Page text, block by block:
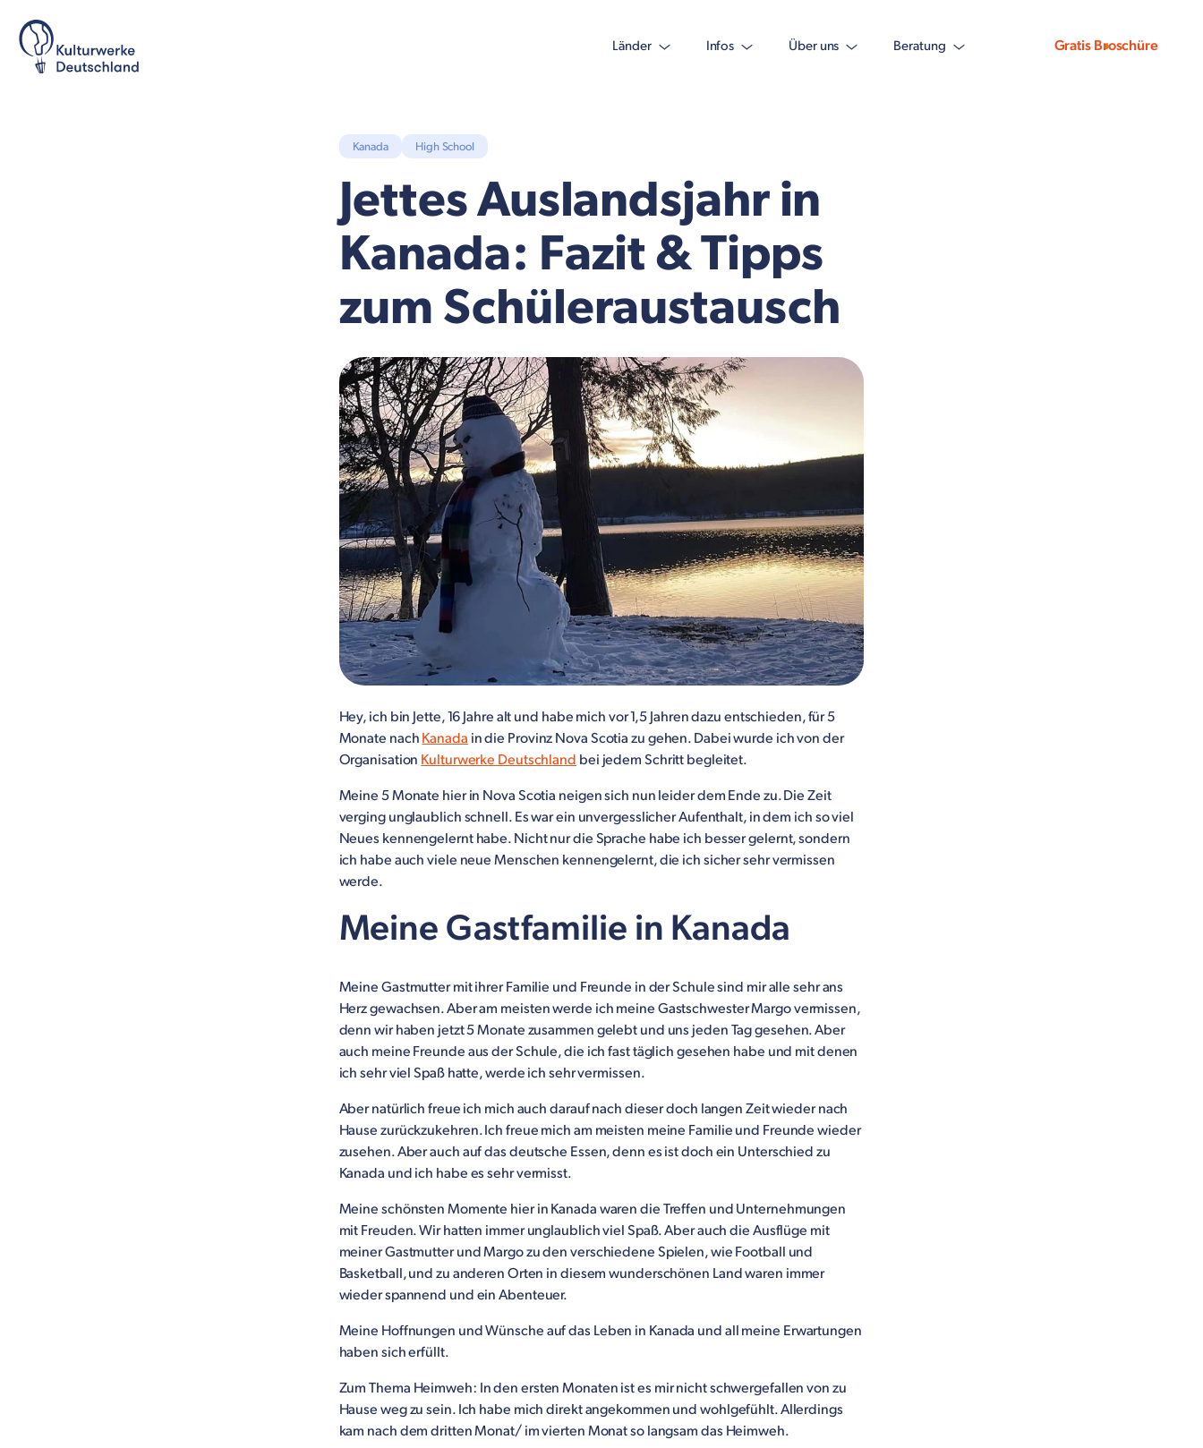
Länder Infos Über uns Beratung Gratis Broschüre
Kanada High School
Jettes Auslandsjahr in
Kanada: Fazit & Tipps
zum Schüleraustausch
Hey, ich bin Jette, 16 Jahre alt und habe mich vor 1,5 Jahren dazu entschieden, für 5
Monate nach Kanada in die Provinz Nova Scotia zu gehen. Dabei wurde ich von der
Organisation Kulturwerke Deutschland bei jedem Schritt begleitet.
Meine 5 Monate hier in Nova Scotia neigen sich nun leider dem Ende zu. Die Zeit
verging unglaublich schnell. Es war ein unvergesslicher Aufenthalt, in dem ich so viel
Neues kennengelernt habe. Nicht nur die Sprache habe ich besser gelernt, sondern
ich habe auch viele neue Menschen kennengelernt, die ich sicher sehr vermissen
werde.
Meine Gastfamilie in Kanada
Meine Gastmutter mit ihrer Familie und Freunde in der Schule sind mir alle sehr ans
Herz gewachsen. Aber am meisten werde ich meine Gastschwester Margo vermissen,
denn wir haben jetzt 5 Monate zusammen gelebt und uns jeden Tag gesehen. Aber
auch meine Freunde aus der Schule, die ich fast täglich gesehen habe und mit denen
ich sehr viel Spaß hatte, werde ich sehr vermissen.
Aber natürlich freue ich mich auch darauf nach dieser doch langen Zeit wieder nach
Hause zurückzukehren. Ich freue mich am meisten meine Familie und Freunde wieder
zusehen. Aber auch auf das deutsche Essen, denn es ist doch ein Unterschied zu
Kanada und ich habe es sehr vermisst.
Meine schönsten Momente hier in Kanada waren die Treffen und Unternehmungen
mit Freuden. Wir hatten immer unglaublich viel Spaß. Aber auch die Ausflüge mit
meiner Gastmutter und Margo zu den verschiedene Spielen, wie Football und
Basketball, und zu anderen Orten in diesem wunderschönen Land waren immer
wieder spannend und ein Abenteuer.
Meine Hoffnungen und Wünsche auf das Leben in Kanada und all meine Erwartungen
haben sich erfüllt.
Zum Thema Heimweh: In den ersten Monaten ist es mir nicht schwergefallen von zu
Hause weg zu sein. Ich habe mich direkt angekommen und wohlgefühlt. Allerdings
kam nach dem dritten Monat/ im vierten Monat so langsam das Heimweh.